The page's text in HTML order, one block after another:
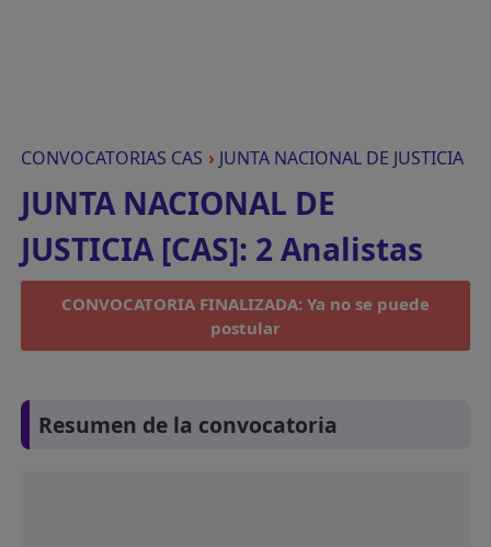
CONVOCATORIAS CAS › JUNTA NACIONAL DE JUSTICIA
JUNTA NACIONAL DE
JUSTICIA [CAS]: 2 Analistas
CONVOCATORIA FINALIZADA: Ya no se puede
postular
Resumen de la convocatoria